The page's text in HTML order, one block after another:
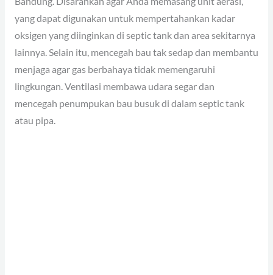
yang dapat digunakan untuk mempertahankan kadar
oksigen yang diinginkan di septic tank dan area sekitarnya
lainnya. Selain itu, mencegah bau tak sedap dan membantu
menjaga agar gas berbahaya tidak memengaruhi
lingkungan. Ventilasi membawa udara segar dan
mencegah penumpukan bau busuk di dalam septic tank
atau pipa.